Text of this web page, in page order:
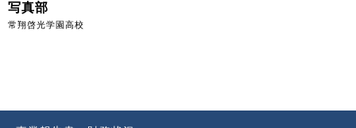
写真部
常翔啓光学園高校